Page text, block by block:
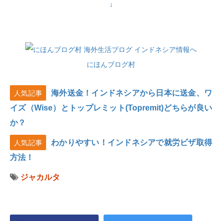
↓
にほんブログ村
人気記事
海外送金！インドネシアから日本に送金、ワ
イズ（Wise）とトップレミット(Topremit)どちらが良い
か？
人気記事
わかりやすい！インドネシアで就労ビザ取得
方法！
ジャカルタ